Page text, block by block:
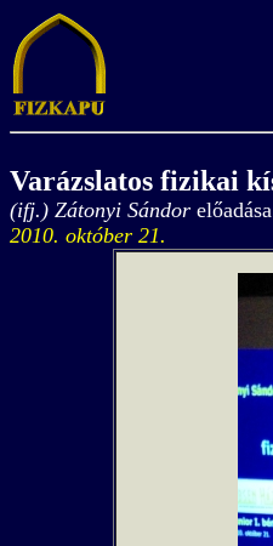
Varázslatos fizikai
(ifj.) Zátonyi Sándor
2010. október 21.